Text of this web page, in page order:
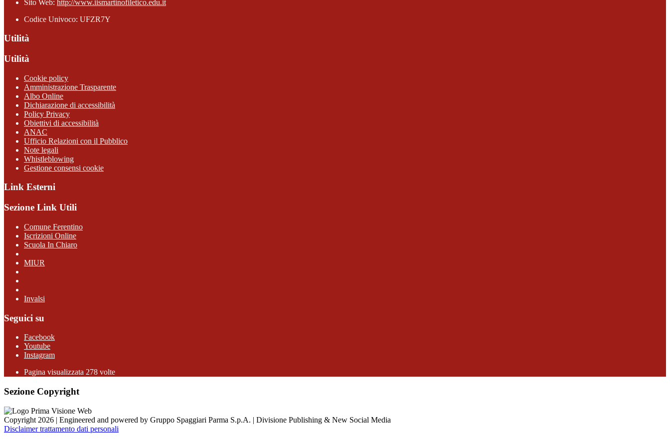
Sito Web: http://www.iismartinofiletico.edu.it
Codice Univoco: UFZR7Y
Utilità
Utilità
Cookie policy
Amministrazione Trasparente
Albo Online
Dichiarazione di accessibilità
Policy Privacy
Obiettivi di accessibilità
ANAC
Ufficio Relazioni con il Pubblico
Note legali
Whistleblowing
Gestione consensi cookie
Link Esterni
Sezione Link Utili
Comune Ferentino
Iscrizioni Online
Scuola In Chiaro
MIUR
Invalsi
Seguici su
Facebook
Youtube
Instagram
Pagina visualizzata 278 volte
Sezione Copyright
Copyright 2026 | Engineered and powered by Gruppo Spaggiari Parma S.p.A. | Divisione Publishing & New Social Media
Disclaimer trattamento dati personali